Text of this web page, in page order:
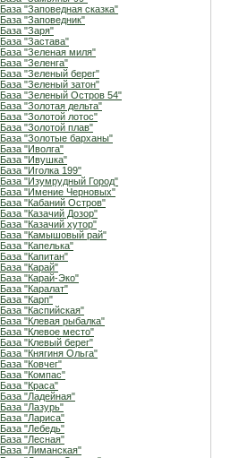
База "Заповедная сказка"
База "Заповедник"
База "Заря"
База "Застава"
База "Зеленая миля"
База "Зеленга"
База "Зеленый берег"
База "Зеленый затон"
База "Зеленый Остров 54"
База "Золотая дельта"
База "Золотой лотос"
База "Золотой плав"
База "Золотые барханы"
База "Иволга"
База "Ивушка"
База "Иголка 199"
База "Изумрудный Город"
База "Имение Черновых"
База "Кабаний Остров"
База "Казачий Дозор"
База "Казачий хутор"
База "Камышовый рай"
База "Капелька"
База "Капитан"
База "Карай"
База "Карай-Эко"
База "Каралат"
База "Карп"
База "Каспийская"
База "Клевая рыбалка"
База "Клевое место"
База "Клевый берег"
База "Княгиня Ольга"
База "Ковчег"
База "Компас"
База "Краса"
База "Ладейная"
База "Лазурь"
База "Лариса"
База "Лебедь"
База "Лесная"
База "Лиманская"